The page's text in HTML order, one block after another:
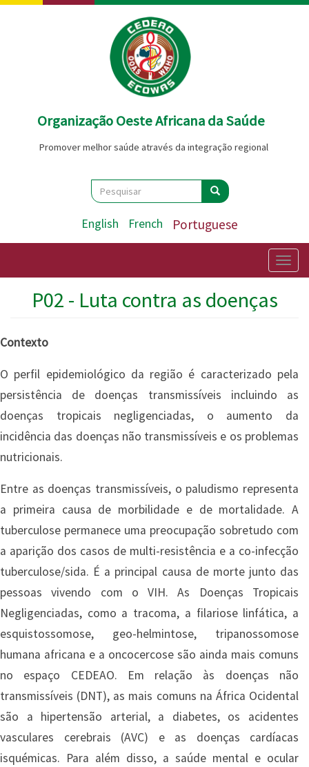
Passar
Organização Oeste Africana da Saúde
Promover melhor saúde através da integração regional
Search
Pesquisar Pesquisar
English French Portuguese
P02 - Luta contra as doenças
Contexto
O perfil epidemiológico da região é caracterizado pela
persistência de doenças transmissíveis incluindo as
doenças tropicais negligenciadas, o aumento da
incidência das doenças não transmissíveis e os problemas
nutricionais.
Entre as doenças transmissíveis, o paludismo representa
a primeira causa de morbilidade e de mortalidade. A
tuberculose permanece uma preocupação sobretudo com
a aparição dos casos de multi-resistência e a co-infecção
tuberculose/sida. É a principal causa de morte junto das
pessoas vivendo com o VIH. As Doenças Tropicais
Negligenciadas, como a tracoma, a filariose linfática, a
esquistossomose, geo-helmintose, tripanossomose
humana africana e a oncocercose são ainda mais comuns
no espaço CEDEAO. Em relação às doenças não
transmissíveis (DNT), as mais comuns na África Ocidental
são a hipertensão arterial, a diabetes, os acidentes
vasculares cerebrais (AVC) e as doenças cardíacas
isquémicas. Para além disso, a saúde mental e ocular